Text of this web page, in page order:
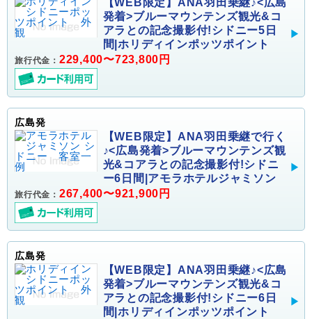
【WEB限定】ANA羽田乗継♪<広島
発着>ブルーマウンテンズ観光&コ
アラとの記念撮影付!シドニー5日
間|ホリディインポッツポイント
旅行代金： 229,400〜723,800円
広島発
【WEB限定】ANA羽田乗継で行く
♪<広島発着>ブルーマウンテンズ観
光&コアラとの記念撮影付!シドニ
ー6日間|アモラホテルジャミソン
旅行代金： 267,400〜921,900円
広島発
【WEB限定】ANA羽田乗継♪<広島
発着>ブルーマウンテンズ観光&コ
アラとの記念撮影付!シドニー6日
間|ホリディインポッツポイント